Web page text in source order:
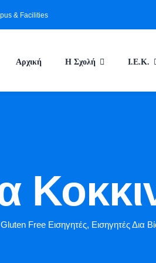
& Facilities
Αρχική Η Σχολή Ι.Ε.Κ.
Gluten Free Εισηγητές, Εισηγητές Δια